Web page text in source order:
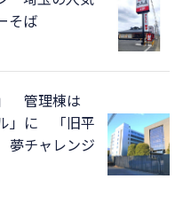
そば
管理棟は
」に 「旧平
チャレンジ